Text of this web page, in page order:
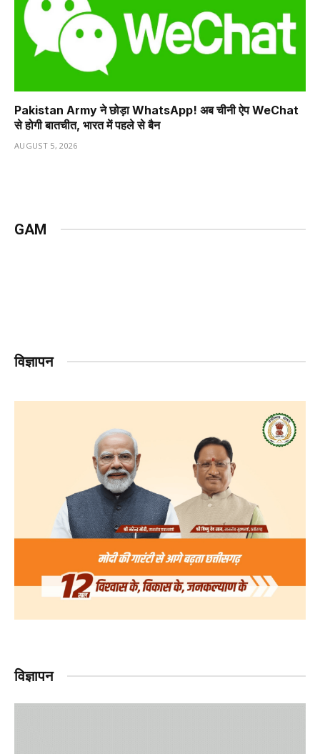
Pakistan Army ने छोड़ा WhatsApp! अब चीनी ऐप WeChat
से होगी बातचीत, भारत में पहले से बैन
AUGUST 5, 2026
GAM
विज्ञापन
विज्ञापन